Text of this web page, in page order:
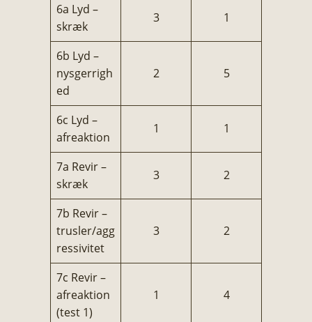
6a Lyd –
skræk
3 1
6b Lyd –
nysgerrigh
ed
2 5
6c Lyd –
afreaktion
1 1
7a Revir –
skræk
3 2
7b Revir –
trusler/agg
ressivitet
3 2
7c Revir –
afreaktion
(test 1)
1 4